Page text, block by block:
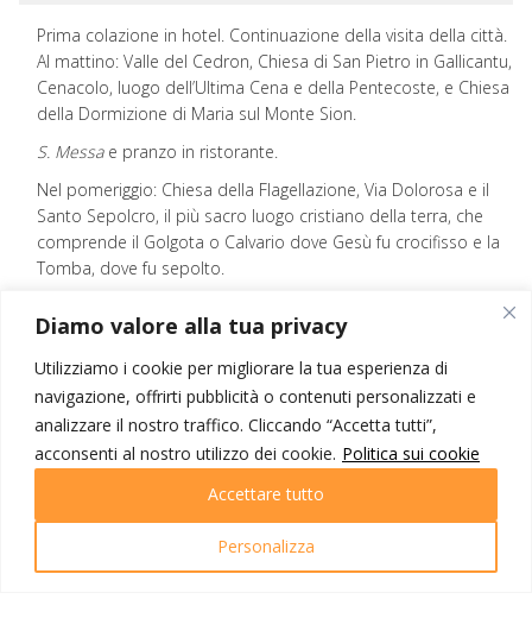
Diamo valore alla tua privacy
Utilizziamo i cookie per migliorare la tua esperienza di
navigazione, offrirti pubblicità o contenuti personalizzati e
analizzare il nostro traffico. Cliccando “Accetta tutti”,
acconsenti al nostro utilizzo dei cookie. Politica sui cookie
Personalizza
Accettare tutto
Prima colazione in hotel. Continuazione della visita della città.
Al mattino: Valle del Cedron, Chiesa di San Pietro in Gallicantu,
Cenacolo, luogo dell’Ultima Cena e della Pentecoste, e Chiesa
della Dormizione di Maria sul Monte Sion.
S. Messae pranzo in ristorante.
Nel pomeriggio: Chiesa della Flagellazione, Via Dolorosa e il
Santo Sepolcro, il più sacro luogo cristiano della terra, che
comprende il Golgota o Calvario dove Gesù fu crocifisso e la
Tomba, dove fu sepolto.
Gerusalemme - Tel Aviv - Linate - Verona
Prima colazione e check-out.
di chiusura del Pellegrinaggio.
In tempo utile trasferimento all’aeroporto di Tel Aviv per le